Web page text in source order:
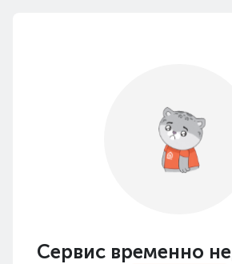
Сервис временно